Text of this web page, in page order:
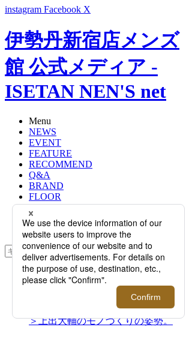
instagram Facebook X
伊勢丹新宿店メンズ
館 公式メディア -
ISETAN NEN'S net
Menu
NEWS
EVENT
FEATURE
RECOMMEND
Q&A
BRAND
FLOOR
RANKING
ONLINE STORE
SERVICE
検索
TOP
PHOTO
【特集｜インタビュー】真の都市機
能服を創出、＜TEÄTORA/テアトラ
＞上出大輔のモノづくりの姿勢。